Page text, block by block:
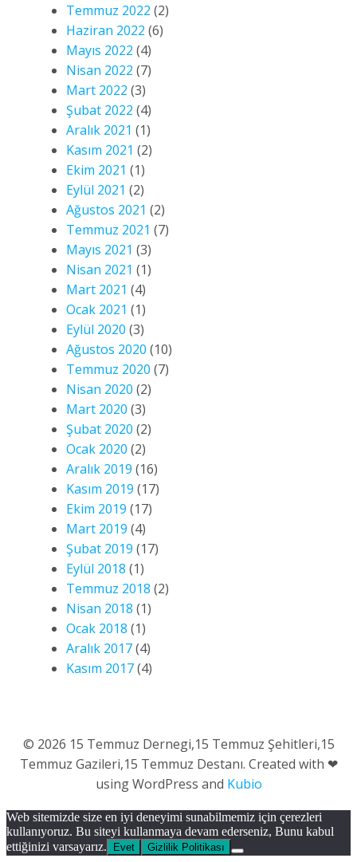
Temmuz 2022 (2)
Haziran 2022 (6)
Mayıs 2022 (4)
Nisan 2022 (7)
Mart 2022 (3)
Şubat 2022 (4)
Aralık 2021 (1)
Kasım 2021 (2)
Ekim 2021 (1)
Eylül 2021 (2)
Ağustos 2021 (2)
Temmuz 2021 (7)
Mayıs 2021 (3)
Nisan 2021 (1)
Mart 2021 (4)
Ocak 2021 (1)
Eylül 2020 (3)
Ağustos 2020 (10)
Temmuz 2020 (7)
Nisan 2020 (2)
Mart 2020 (3)
Şubat 2020 (2)
Ocak 2020 (2)
Aralık 2019 (16)
Kasım 2019 (17)
Ekim 2019 (17)
Mart 2019 (4)
Şubat 2019 (17)
Eylül 2018 (1)
Temmuz 2018 (2)
Nisan 2018 (1)
Ocak 2018 (1)
Aralık 2017(4)
Kasım 2017(4)
© 2026 15 Temmuz Dernegi,15 Temmuz Şehitleri,15
Temmuz Gazileri,15 Temmuz Destanı. Created with ❤
using WordPress and Kubio
Web sitemizde size en iyi deneyimi sunabilmemiz için çerezleri
kullanıyoruz. Bu siteyi kullanmaya devam ederseniz, Bunu kabul
ettiğinizi varsayarız.
Evet Gizlilik Politikası